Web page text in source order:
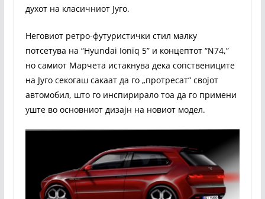
духот на класичниот Југо.
Неговиот ретро-футуристички стил малку
потсетува на “Hyundai Ioniq 5” и концептот “N74,”
но самиот Марчета истакнува дека сопствениците
на Југо секогаш сакаат да го „протресат“ својот
автомобил, што го инспирирало тоа да го примени
уште во основниот дизајн на новиот модел.